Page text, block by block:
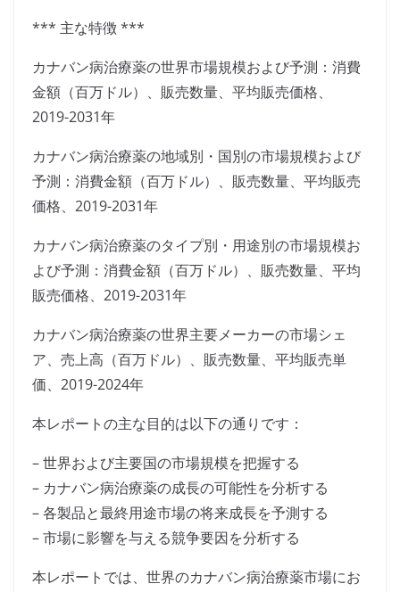
*** 主な特徴 ***
カナバン病治療薬の世界市場規模および予測：消費
金額（百万ドル）、販売数量、平均販売価格、
2019-2031年
カナバン病治療薬の地域別・国別の市場規模および
予測：消費金額（百万ドル）、販売数量、平均販売
価格、2019-2031年
カナバン病治療薬のタイプ別・用途別の市場規模お
よび予測：消費金額（百万ドル）、販売数量、平均
販売価格、2019-2031年
カナバン病治療薬の世界主要メーカーの市場シェ
ア、売上高（百万ドル）、販売数量、平均販売単
価、2019-2024年
本レポートの主な目的は以下の通りです：
– 世界および主要国の市場規模を把握する
– カナバン病治療薬の成長の可能性を分析する
– 各製品と最終用途市場の将来成長を予測する
– 市場に影響を与える競争要因を分析する
本レポートでは、世界のカナバン病治療薬市場にお